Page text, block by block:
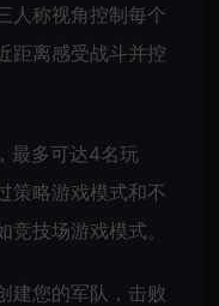
人称视角控制每个
距离感受战斗并控
最多可达4名玩
策略游戏模式和不
技场游戏模式。
建您的军队，击败